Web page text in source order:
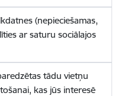
(nepieciešamas,
ar saturu sociālajos
tādu vietņu
kas jūs interesē